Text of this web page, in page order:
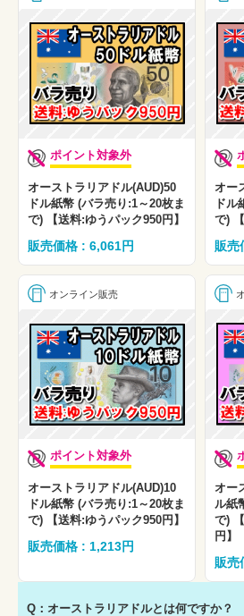
ポイント対象外
オーストラリアドル(AUD)50
ドル紙幣 (バラ売り:1～20枚ま
で) 【送料:ゆうパック950円】
販売価格 : 6,061円
オー
ドル
で)
販売
オンライン販売
ポイント対象外
オーストラリアドル(AUD)10
ドル紙幣 (バラ売り:1～20枚ま
で) 【送料:ゆうパック950円】
販売価格 : 1,213円
オー
ル紙
で)
円】
販売
Q：オーストラリアドルとは何ですか？